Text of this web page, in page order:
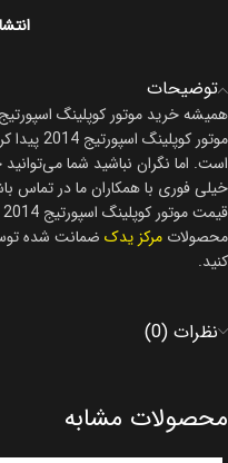
توضیحات
موتور
است. اما نگران نباشید شما
خیلی فوری با همکاران ما در تماس
محصولات مرکز یدک ضمانت شده
کنید.
نظرات (0)
محصولات مشابه